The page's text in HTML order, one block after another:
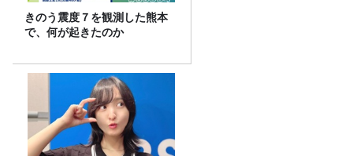
きのう震度７を観測した熊本
で、何が起きたのか